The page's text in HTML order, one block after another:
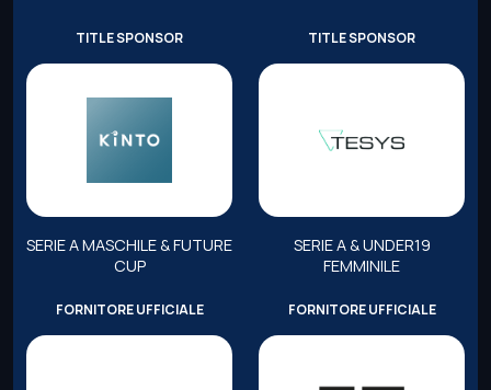
TITLE SPONSOR
SERIE A MASCHILE & FUTURE
CUP
TITLE SPONSOR
SERIE A & UNDER19
FEMMINILE
FORNITORE UFFICIALE FORNITORE UFFICIALE